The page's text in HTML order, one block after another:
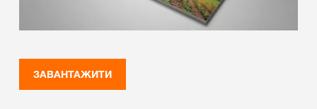
ЗАВАНТАЖИТИ